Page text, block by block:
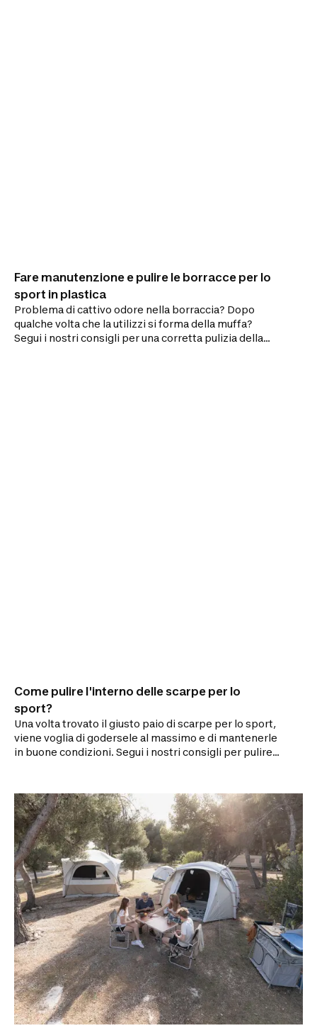
Fare manutenzione e pulire le borracce per lo
sport in plastica
Problema di cattivo odore nella borraccia? Dopo
qualche volta che la utilizzi si forma della muffa?
Segui i nostri consigli per una corretta pulizia della
Come pulire l'interno delle scarpe per lo
sport?
Una volta trovato il giusto paio di scarpe per lo sport,
viene voglia di godersele al massimo e di mantenerle
in buone condizioni. Segui i nostri consigli per pulire